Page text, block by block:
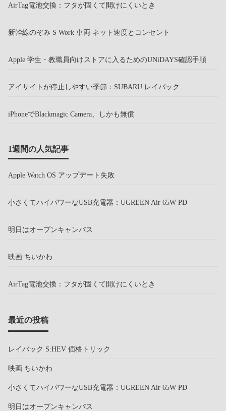
AirTag電池交換：フタが固くて開けにくいとき
新幹線のぞみ S Work 車両 ネット速度とコンセント
Apple 学生・教職員向けストアに入るためのUNiDAYS確認手順
アイサイトが停止しやすい季節：SUBARU レイバック
iPhoneでBlackmagic Camera、しかも無償
1週間の人気記事
Apple Watch OS アップデート失敗
小さくてハイパワーなUSB充電器：UGREEN Air 65W PD
明日はオープンキャンパス
映画 ちいかわ
AirTag電池交換：フタが固くて開けにくいとき
最近の投稿
レイバック S:HEV 価格トリック
映画 ちいかわ
小さくてハイパワーなUSB充電器：UGREEN Air 65W PD
明日はオープンキャンパス